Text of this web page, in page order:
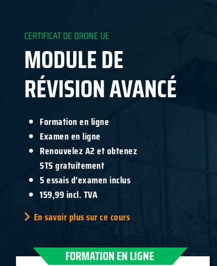
CERTIFICAT DE DRONE UE
MODULE DE
RÉVISION AVANCÉ
Formation en ligne
Examen en ligne
Renouvelez A2 et obtenez
STS gratuitement
5 essais d'examen inclus
159,99 incl. TVA
En savoir plus sur ce cours
FORMATION EN LIGNE